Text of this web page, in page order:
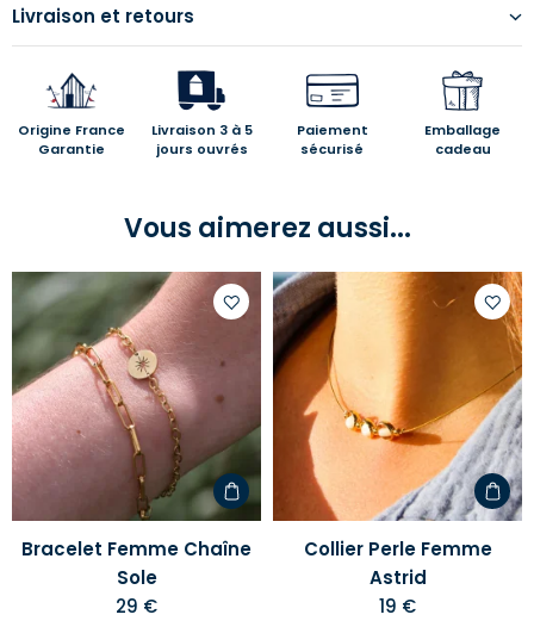
Livraison et retours
Origine France
Garantie
Livraison 3 à 5
jours ouvrés
Paiement
sécurisé
Emballage
cadeau
Vous aimerez aussi...
Ajouter
à
votre
d'envies
Bracelet Femme Chaîne
Sole
29 €
votre
liste
Collier Perle Femme
Astrid
19 €